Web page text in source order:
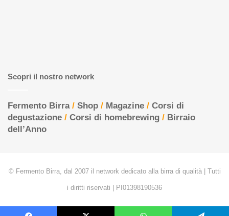
Scopri il nostro network
Fermento Birra/ Shop / Magazine / Corsi di
degustazione / Corsi di homebrewing / Birraio
dell’Anno
© Fermento Birra, dal 2007 il network dedicato alla birra di qualità | Tutti
i diritti riservati | PI01398190536